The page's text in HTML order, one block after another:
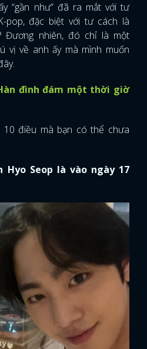
“gần như” đã ra mắt với tư
pop, đặc biệt với tư cách là
Đương nhiên, đó chỉ là một
vị về anh ấy mà mình muốn
đình đám một thời giờ
10 điều mà bạn có thể chưa
Hyo Seop là vào ngày 17